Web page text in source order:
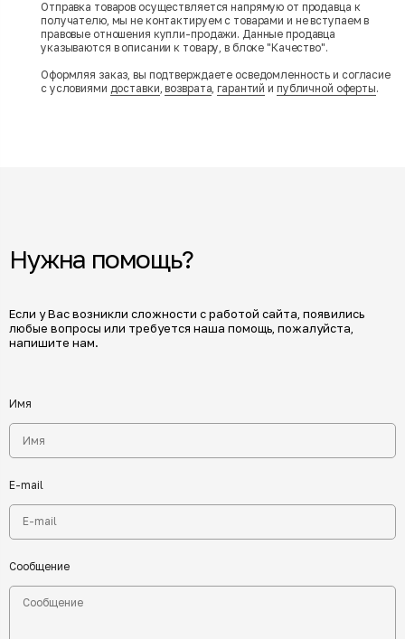
Отправка товаров осуществляется напрямую от продавца к
получателю, мы не контактируем с товарами и не вступаем в
правовые отношения купли-продажи. Данные продавца
указываются в описании к товару, в блоке "Качество".
Оформляя заказ, вы подтверждаете осведомленность и согласие
с условиями доставки,возврата,гарантий и публичной оферты.
Нужна помощь?
Если у Вас возникли сложности с работой сайта, появились
любые вопросы или требуется наша помощь, пожалуйста,
напишите нам.
Имя
E-mail
Сообщение